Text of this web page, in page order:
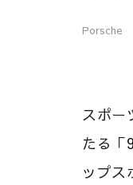
Porsche
スポー
たる「
ップス